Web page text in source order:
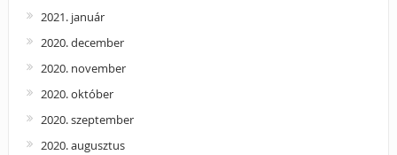
2021. január
2020. december
2020. november
2020. október
2020. szeptember
2020. augusztus